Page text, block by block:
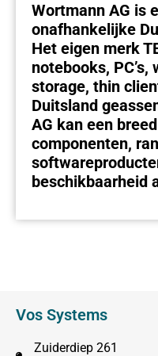
Wortmann AG is
onafhankelijke
Het eigen merk
notebooks,
storage, thin
Duitsland
AG kan een
componenten,
beschikbaarheid
Vos Systems
Zuiderdiep 261